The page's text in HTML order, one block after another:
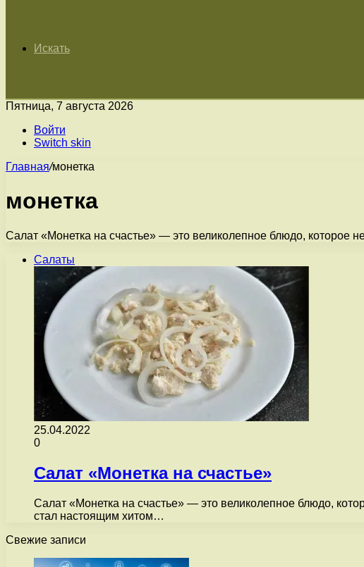
Искать
Пятница, 7 августа 2026
Войти
Switch skin
Главная/монетка
монетка
Салат «Монетка на счастье» — это великолепное блюдо, которое
Салаты
25.04.2022
0
Салат «Монетка на счастье»
Салат «Монетка на счастье» — это великолепное блюдо,
стал настоящим хитом…
Свежие записи